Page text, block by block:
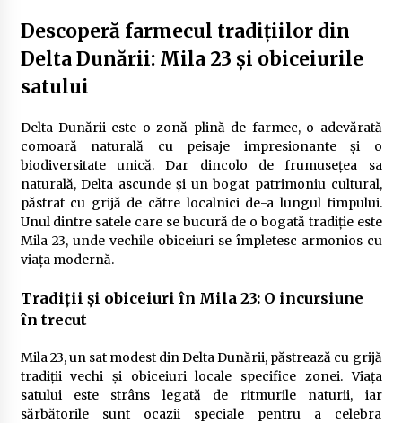
2 ani ago
Cele mai bune locuri pentru pescuitul crapului
în România (2024)
Cum să alegi firul de pescuit perfect pentru
crap: Ghid complet pentru pescari
2 ani ago
Uloga lokalne ekonomije u razvoju zajednice
2 ani ago
Cotele Dunării: Monitorizare și Prognoze
Descoperă farmecul tradițiilor din
Delta Dunării: Mila 23 și obiceiurile
satului
Delta Dunării este o zonă plină de farmec, o adevărată
comoară naturală cu peisaje impresionante și o
biodiversitate unică. Dar dincolo de frumusețea sa
naturală, Delta ascunde și un bogat patrimoniu cultural,
păstrat cu grijă de către localnici de-a lungul timpului.
Unul dintre satele care se bucură de o bogată tradiție este
Mila 23, unde vechile obiceiuri se împletesc armonios cu
viața modernă.
Tradiții și obiceiuri în Mila 23: O incursiune
în trecut
Mila 23, un sat modest din Delta Dunării, păstrează cu grijă
tradiții vechi și obiceiuri locale specifice zonei. Viața
satului este strâns legată de ritmurile naturii, iar
sărbătorile sunt ocazii speciale pentru a celebra